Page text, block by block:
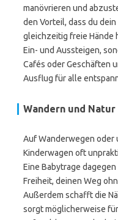
manövrieren und
den Vorteil, dass du
gleichzeitig freie Hände
Ein- und Aussteigen,
Cafés oder Geschäften
Ausflug für alle
Wandern und
Auf Wanderwegen oder
Kinderwagen oft
Eine Babytrage
Freiheit, deinen Weg
Außerdem schafft die
sorgt möglicherweise